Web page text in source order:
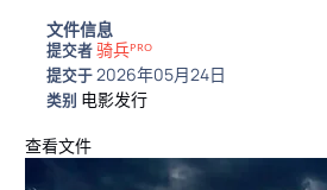
文件信息
提交者骑兵ᴾᴿᴼ
提交于2026年05月24日
类别 电影发行
查看文件